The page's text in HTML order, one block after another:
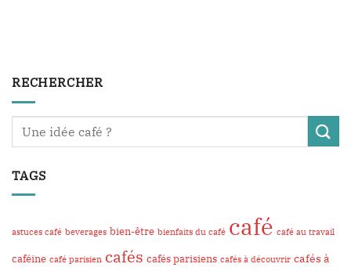
RECHERCHER
TAGS
astuces café beverages bien-être bienfaits du café café café au travail
caféine café parisien cafés cafés parisiens cafés à découvrir cafés à